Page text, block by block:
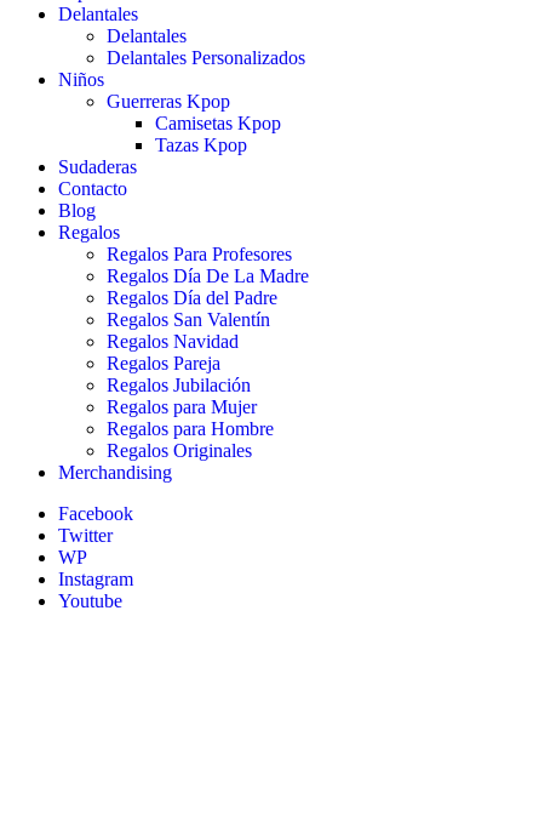
Delantales
Delantales
Delantales Personalizados
Niños
Guerreras Kpop
Camisetas Kpop
Tazas Kpop
Sudaderas
Contacto
Blog
Regalos
Regalos Para Profesores
Regalos Día De La Madre
Regalos Día del Padre
Regalos San Valentín
Regalos Navidad
Regalos Pareja
Regalos Jubilación
Regalos para Mujer
Regalos para Hombre
Regalos Originales
Merchandising
Facebook
Twitter
WP
Instagram
Youtube